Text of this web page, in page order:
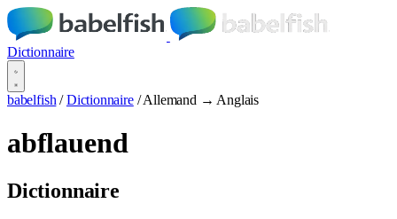
Dictionnaire
babelfish / Dictionnaire / Allemand → Anglais
abflauend
Dictionnaire